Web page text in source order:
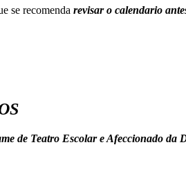
se recomenda revisar o calendario
de Teatro Escolar e Afeccionado da